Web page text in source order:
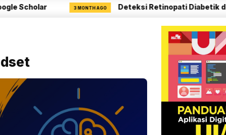
3 MONTH AGO Deteksi Retinopati Diabetik dengan